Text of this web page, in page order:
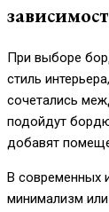
При выборе
стиль
сочетались
подойдут
добавят
В современных
минимализм